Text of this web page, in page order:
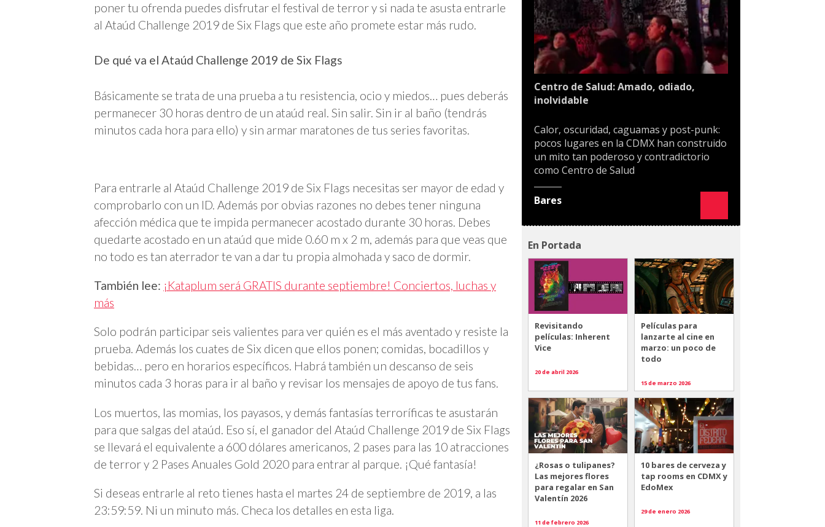
poner tu ofrenda puedes disfrutar el festival de terror y si nada te asusta entrarle
al Ataúd Challenge 2019 de Six Flags que este año promete estar más rudo.
De qué va el Ataúd Challenge 2019 de Six Flags
Básicamente se trata de una prueba a tu resistencia, ocio y miedos… pues deberás
permanecer 30 horas dentro de un ataúd real. Sin salir. Sin ir al baño (tendrás
minutos cada hora para ello) y sin armar maratones de tus series favoritas.
Para entrarle al Ataúd Challenge 2019 de Six Flags necesitas ser mayor de edad y
comprobarlo con un ID. Además por obvias razones no debes tener ninguna
afección médica que te impida permanecer acostado durante 30 horas. Debes
quedarte acostado en un ataúd que mide 0.60 m x 2 m, además para que veas que
no todo es tan aterrador te van a dar tu propia almohada y saco de dormir.
También lee: ¡Kataplum será GRATIS durante septiembre! Conciertos, luchas y
más
Solo podrán participar seis valientes para ver quién es el más aventado y resiste la
prueba. Además los cuates de Six dicen que ellos ponen; comidas, bocadillos y
bebidas… pero en horarios específicos. Habrá también un descanso de seis
minutos cada 3 horas para ir al baño y revisar los mensajes de apoyo de tus fans.
Los muertos, las momias, los payasos, y demás fantasías terroríficas te asustarán
para que salgas del ataúd. Eso sí, el ganador del Ataúd Challenge 2019 de Six Flags
se llevará el equivalente a 600 dólares americanos, 2 pases para las 10 atracciones
de terror y 2 Pases Anuales Gold 2020 para entrar al parque. ¡Qué fantasía!
Si deseas entrarle al reto tienes hasta el martes 24 de septiembre de 2019, a las
23:59:59. Ni un minuto más. Checa los detalles en esta liga.
Centro de Salud: Amado, odiado,
inolvidable
Calor, oscuridad, caguamas y post-punk:
pocos lugares en la CDMX han construido
un mito tan poderoso y contradictorio
como Centro de Salud
Bares
En Portada
Revisitando
películas: Inherent
Vice
20 de abril 2026
Películas para
lanzarte al cine en
marzo: un poco de
todo
15 de marzo 2026
¿Rosas o tulipanes?
Las mejores flores
para regalar en San
Valentín 2026
11 de febrero 2026
10 bares de cerveza y
tap rooms en CDMX y
EdoMex
29 de enero 2026